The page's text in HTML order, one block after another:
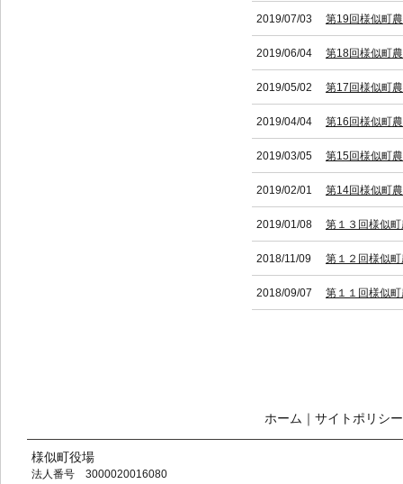
2019/07/03 第19回様似町
2019/06/04 第18回様似町
2019/05/02 第17回様似町
2019/04/04 第16回様似町
2019/03/05 第15回様似町
2019/02/01 第14回様似町
2019/01/08 第１３回様似
2018/11/09 第１２回様似
2018/09/07 第１１回様似
ホーム ｜ サイトポリシー
様似町役場
法人番号 3000020016080